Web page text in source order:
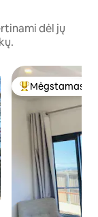
dėl jų
Svečių
Mėgstamas